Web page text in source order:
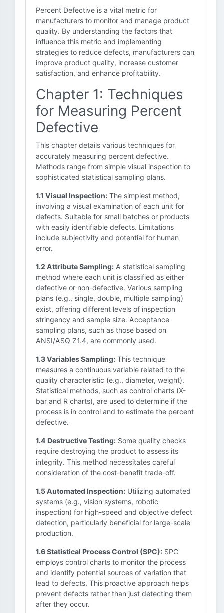
Percent Defective is a vital metric for
manufacturers to monitor and manage product
quality. By understanding the factors that
influence this metric and implementing
strategies to reduce defects, manufacturers can
improve product quality, increase customer
satisfaction, and enhance profitability.
Chapter 1: Techniques
for Measuring Percent
Defective
This chapter details various techniques for
accurately measuring percent defective.
Methods range from simple visual inspection to
sophisticated statistical sampling plans.
1.1 Visual Inspection: The simplest method,
involving a visual examination of each unit for
defects. Suitable for small batches or products
with easily identifiable defects. Limitations
include subjectivity and potential for human
error.
1.2 Attribute Sampling: A statistical sampling
method where each unit is classified as either
defective or non-defective. Various sampling
plans (e.g., single, double, multiple sampling)
exist, offering different levels of inspection
stringency and sample size. Acceptance
sampling plans, such as those based on
ANSI/ASQ Z1.4, are commonly used.
1.3 Variables Sampling: This technique
measures a continuous variable related to the
quality characteristic (e.g., diameter, weight).
Statistical methods, such as control charts (X-
bar and R charts), are used to determine if the
process is in control and to estimate the percent
defective.
1.4 Destructive Testing: Some quality checks
require destroying the product to assess its
integrity. This method necessitates careful
consideration of the cost-benefit trade-off.
1.5 Automated Inspection: Utilizing automated
systems (e.g., vision systems, robotic
inspection) for high-speed and objective defect
detection, particularly beneficial for large-scale
production.
1.6 Statistical Process Control (SPC): SPC
employs control charts to monitor the process
and identify potential sources of variation that
lead to defects. This proactive approach helps
prevent defects rather than just detecting them
after they occur.